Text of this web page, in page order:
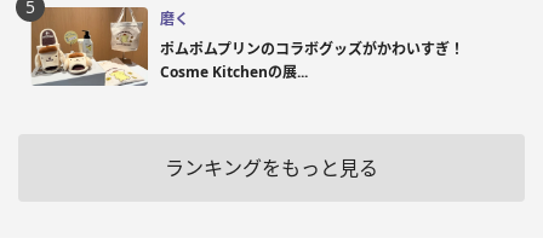
磨く
ポムポムプリンのコラボグッズがかわいすぎ！
Cosme Kitchenの展...
ランキングをもっと見る